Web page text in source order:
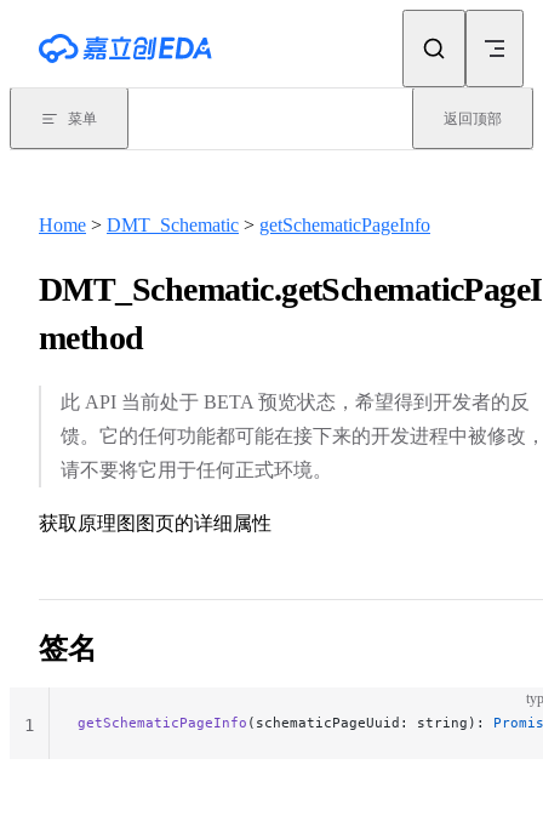
菜单 返回顶部
Home > DMT_Schematic > getSchematicPageInfo
method
此 API 当前处于 BETA 预览状态，希望得到开发者的反
馈。它的任何功能都可能在接下来的开发进程中被修改
请不要将它用于任何正式环境。
获取原理图图页的详细属性
签名
getSchematicPageInfo (schematicPageUuid: string):
1